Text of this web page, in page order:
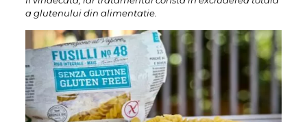
a glutenului din alimentatie.